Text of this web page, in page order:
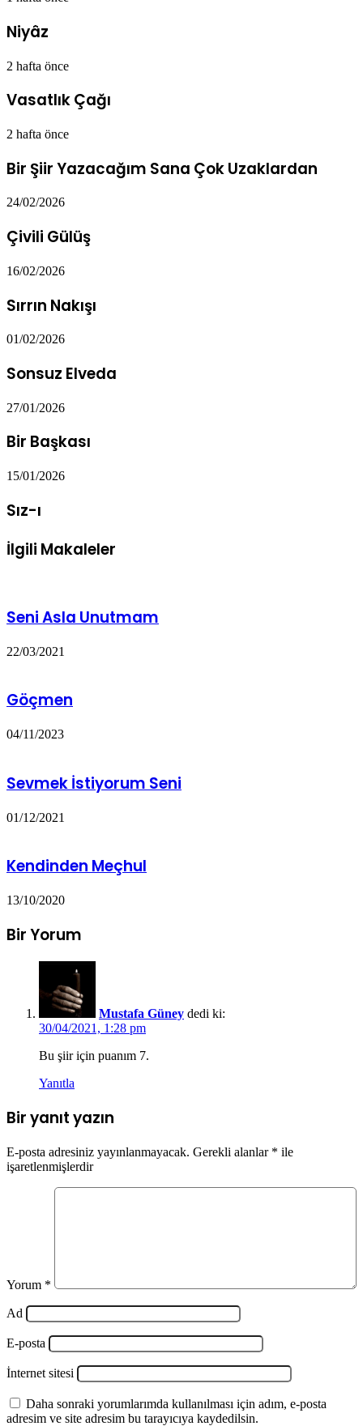
Niyâz
2 hafta önce
Vasatlık Çağı
2 hafta önce
Bir Şiir Yazacağım Sana Çok Uzaklardan
24/02/2026
Çivili Gülüş
16/02/2026
Sırrın Nakışı
01/02/2026
Sonsuz Elveda
27/01/2026
Bir Başkası
15/01/2026
Sız-ı
İlgili Makaleler
Seni Asla Unutmam
22/03/2021
Göçmen
04/11/2023
Sevmek İstiyorum Seni
01/12/2021
Kendinden Meçhul
13/10/2020
Bir Yorum
Mustafa Güney dedi ki:
30/04/2021, 1:28 pm
Bu şiir için puanım 7.
Yanıtla
Bir yanıt yazın
E-posta adresiniz yayınlanmayacak. Gerekli alanlar * ile
işaretlenmişlerdir
Yorum *
Ad
E-posta
İnternet sitesi
Daha sonraki yorumlarımda kullanılması için adım, e-posta
adresim ve site adresim bu tarayıcıya kaydedilsin.